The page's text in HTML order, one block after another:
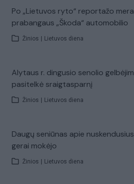
Po „Lietuvos ryto“ reportažo
prabangaus „Škoda“ automobilio
Žinios | Lietuvos diena
Alytaus r. dingusio senolio
pasitelkė sraigtasparnį
Žinios | Lietuvos diena
Daugų seniūnas apie
gerai mokėjo
Žinios | Lietuvos diena